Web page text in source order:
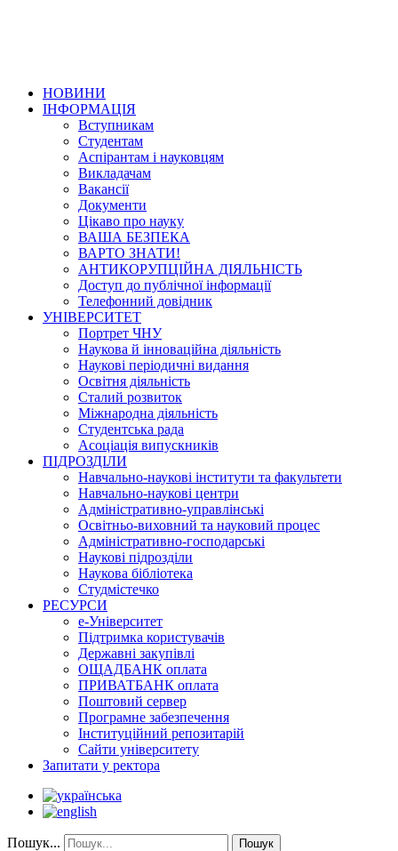
НОВИНИ
ІНФОРМАЦІЯ
Вступникам
Студентам
Аспірантам і науковцям
Викладачам
Вакансії
Документи
Цікаво про науку
ВАША БЕЗПЕКА
ВАРТО ЗНАТИ!
АНТИКОРУПЦІЙНА ДІЯЛЬНІСТЬ
Доступ до публічної інформації
Телефонний довідник
УНІВЕРСИТЕТ
Портрет ЧНУ
Наукова й інноваційна діяльність
Наукові періодичні видання
Освітня діяльність
Сталий розвиток
Міжнародна діяльність
Студентська рада
Асоціація випускників
ПІДРОЗДІЛИ
Навчально-наукові інститути та факультети
Навчально-наукові центри
Адміністративно-управлінські
Освітньо-виховний та науковий процес
Адміністративно-господарські
Наукові підрозділи
Наукова бібліотека
Студмістечко
РЕСУРСИ
е-Університет
Підтримка користувачів
Державні закупівлі
ОЩАДБАНК оплата
ПРИВАТБАНК оплата
Поштовий сервер
Програмне забезпечення
Інституційний репозитарій
Сайти університету
Запитати у ректора
Пошук... Пошук